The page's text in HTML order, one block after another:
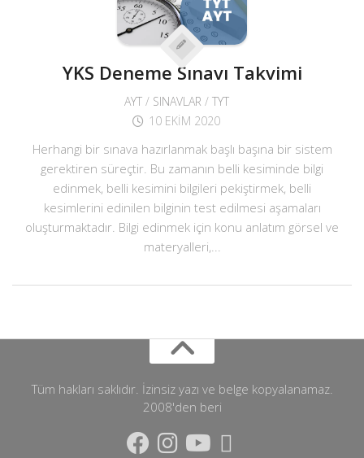
YKS Deneme Sınavı Takvimi
AYT/ SINAVLAR / TYT
10 EKIM 2020
Herhangi bir sınava hazırlanmak başlı başına bir sistem
gerektiren süreçtir. Bu zamanın belli kesiminde bilgi
edinmek, belli kesimini bilgileri pekiştirmek, belli
kesimlerini edinilen bilginin test edilmesi aşamaları
oluşturmaktadır. Bilgi edinmek için konu anlatım görsel ve
materyalleri,...
Tüm hakları saklıdır. İzinsiz yazı ve belge kopyalanamaz.
2008'den beri